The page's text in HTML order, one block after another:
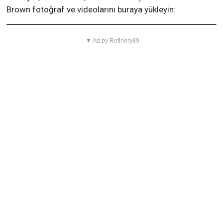
Brown fotoğraf ve videolarını buraya yükleyin:
▼ Ad by Refinery89